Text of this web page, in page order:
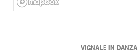
VIGNALE IN DANZA